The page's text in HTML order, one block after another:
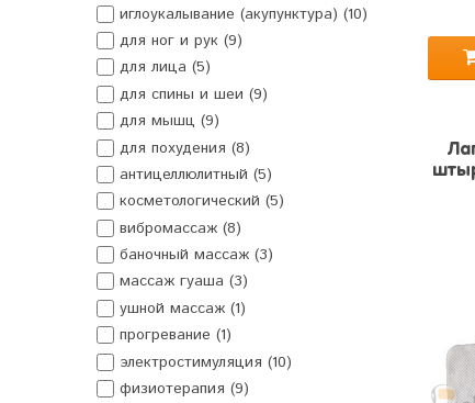
иглоукалывание (акупунктура) (10)
для ног и рук (9)
для лица (5)
для спины и шеи (9)
для мышц (9)
для похудения (8)
антицеллюлитный (5)
косметологический (5)
вибромассаж (8)
баночный массаж (3)
массаж гуаша (3)
ушной массаж (1)
прогревание (1)
электростимуляция (10)
физиотерапия (9)